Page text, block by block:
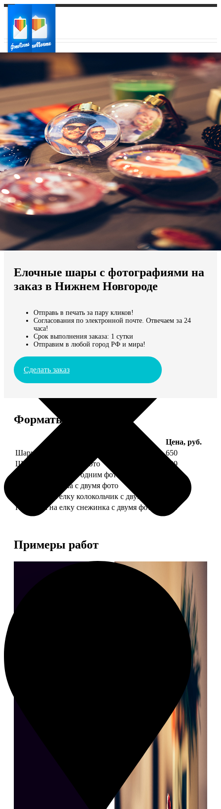
Ваш город:
Ваш регион доставки
Выберите из списка:
Мы доставляем по всему миру
Продолжить без города
Елочные шары с фотографиями на
заказ в Нижнем Новгороде
Отправь в печать за пару кликов!
Согласования по электронной почте. Отвечаем за 24
часа!
Срок выполнения заказа: 1 сутки
Отправим в любой город РФ и мира!
Сделать заказ
Форматы и цены
Цена, руб.
Шарик елочный с 1 фото
650
Шарик елочный с 2 фото
699
Шарик-шкатулка с одним фото
Шарик-шкатулка с двумя фото
Подвеска на елку колокольчик с двумя фото
Подвеска на елку снежинка с двумя фото
590
Примеры работ